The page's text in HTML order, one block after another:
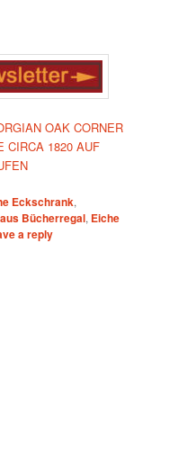
OAK CORNER
CIRCA 1820 AUF
Eckschrank,
Bücherregal, Eiche
a reply